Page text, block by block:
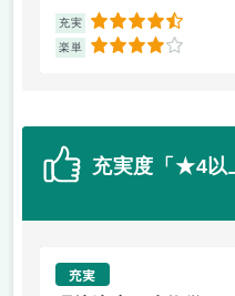
充実 4.5
楽単 4
充実度「★4以
充実